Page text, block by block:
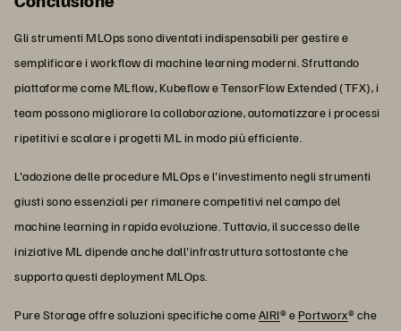
Gli strumenti MLOps sono diventati indispensabili per gestire e
semplificare i workflow di machine learning moderni. Sfruttando
piattaforme come MLflow, Kubeflow e TensorFlow Extended (TFX), i
team possono migliorare la collaborazione, automatizzare i processi
ripetitivi e scalare i progetti ML in modo più efficiente.
L'adozione delle procedure MLOps e l'investimento negli strumenti
giusti sono essenziali per rimanere competitivi nel campo del
machine learning in rapida evoluzione. Tuttavia, il successo delle
iniziative ML dipende anche dall'infrastruttura sottostante che
supporta questi deployment MLOps.
Pure Storage offre soluzioni specifiche comeAIRI® ePortworx® che